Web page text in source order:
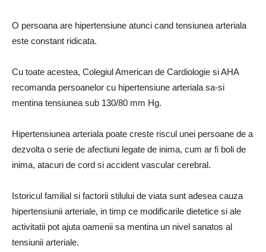
O persoana are hipertensiune atunci cand tensiunea arteriala
este constant ridicata.
Cu toate acestea, Colegiul American de Cardiologie si AHA
recomanda persoanelor cu hipertensiune arteriala sa-si
mentina tensiunea sub 130/80 mm Hg.
Hipertensiunea arteriala poate creste riscul unei persoane de a
dezvolta o serie de afectiuni legate de inima, cum ar fi boli de
inima, atacuri de cord si accident vascular cerebral.
Istoricul familial si factorii stilului de viata sunt adesea cauza
hipertensiunii arteriale, in timp ce modificarile dietetice si ale
activitatii pot ajuta oamenii sa mentina un nivel sanatos al
tensiunii arteriale.